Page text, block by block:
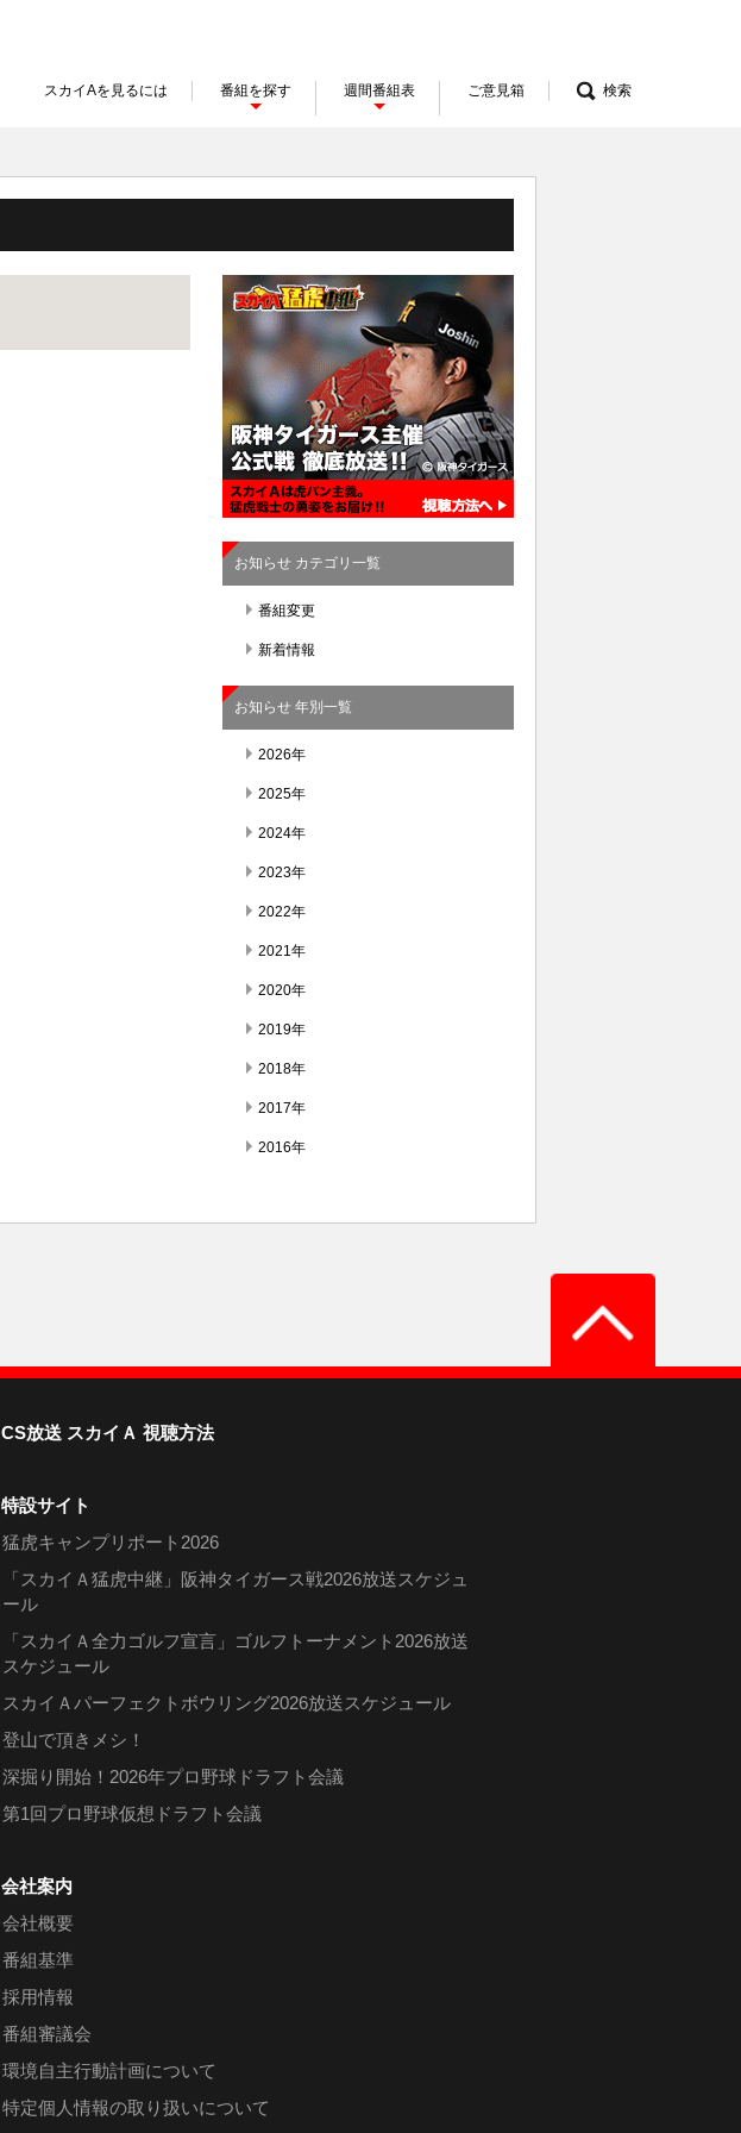
スカイAを見るには 番組を探す 週間番組表 ご意見箱 検索
お知らせ カテゴリ一覧
番組変更
新着情報
お知らせ 年別一覧
2026年
2025年
2024年
2023年
2022年
2021年
2020年
2019年
2018年
2017年
2016年
CS放送 スカイＡ 視聴方法
特設サイト
猛虎キャンプリポート2026
「スカイＡ猛虎中継」阪神タイガース戦2026放送スケジュ
ール
「スカイＡ全力ゴルフ宣言」ゴルフトーナメント2026放送
スケジュール
スカイＡパーフェクトボウリング2026放送スケジュール
登山で頂きメシ！
深掘り開始！2026年プロ野球ドラフト会議
第1回プロ野球仮想ドラフト会議
会社案内
会社概要
番組基準
採用情報
番組審議会
環境自主行動計画について
特定個人情報の取り扱いについて